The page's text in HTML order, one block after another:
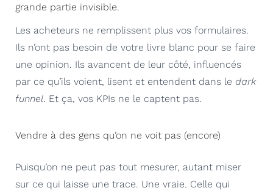
grande partie invisible.
Les acheteurs ne remplissent plus vos formulaires.
Ils n’ont pas besoin de votre livre blanc pour se faire
une opinion. Ils avancent de leur côté, influencés
par ce qu’ils voient, lisent et entendent dans le dark
funnel. Et ça, vos KPIs ne le captent pas.
Vendre à des gens qu’on ne voit pas (encore)
Puisqu’on ne peut pas tout mesurer, autant miser
sur ce qui laisse une trace. Une vraie. Celle qui